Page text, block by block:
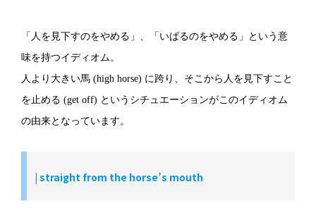
「人を見下すのをやめる」、「いばるのをやめる」という意
味を持つイディオム。
人より大きい馬 (high horse) に跨り、そこから人を見下すこと
を止める (get off) というシチュエーションがこのイディオム
の由来となっています。
| straight from the horse’s mouth